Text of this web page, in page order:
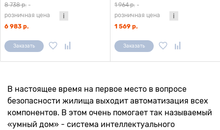
8 738 р. -
розничная цена
6 983 р.
Заказать
1 964 р. -
розничная цена
1 569 р.
Заказать
В настоящее время на первое место в вопросе
безопасности жилища выходит автоматизация всех
компонентов. В этом очень помогает так называемый
«умный дом» - система интеллектуального